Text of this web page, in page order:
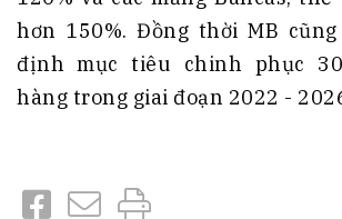
hơn 150%. Đồng thời MB
định mục tiêu chinh phục
hàng trong giai đoạn 2022 -